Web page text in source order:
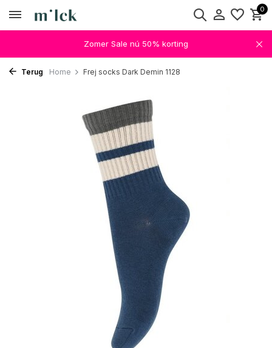
0
Zomer Sale nú 50% korting
Terug Home Frej socks Dark Demin 1128